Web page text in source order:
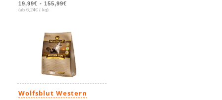
19,99€ - 155,99€
(ab 6,24€ / kg)
Wolfsblut Western